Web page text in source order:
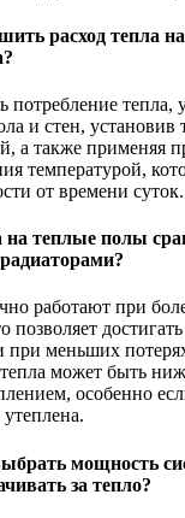
расход тепла
потребление тепла,
и стен, установив
а также применяя
температурой,
от времени суток.
на теплые полы
работают при
позволяет
при меньших
тепла может быть
особенно
мощность
за тепло?